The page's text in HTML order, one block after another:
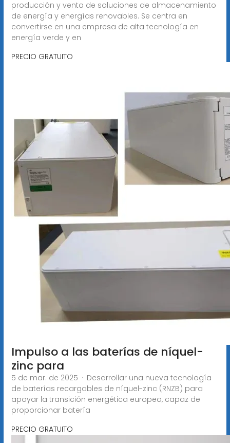
producción y venta de soluciones de almacenamiento
de energía y energías renovables. Se centra en
convertirse en una empresa de alta tecnología en
energía verde y en
PRECIO GRATUITO
Impulso a las baterías de níquel-
zinc para
5 de mar. de 2025 · Desarrollar una nueva tecnología
de baterías recargables de níquel-zinc (RNZB) para
apoyar la transición energética europea, capaz de
proporcionar batería
PRECIO GRATUITO